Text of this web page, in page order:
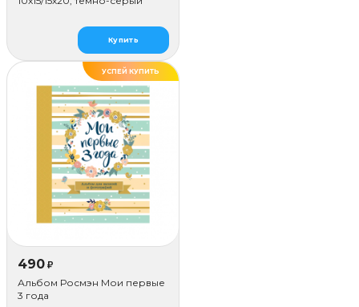
Купить
УСПЕЙ КУПИТЬ
490 ₽
Альбом Росмэн Мои первые
3 года